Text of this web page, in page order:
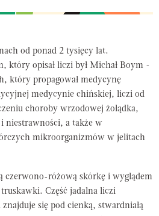
od ponad 2 tysięcy lat.
który opisał liczi był Michał Boym -
który propagował medycynę
medycynie chińskiej, liczi od
choroby wrzodowej żołądka,
niestrawności, a także w
mikroorganizmów w jelitach
czerwono-różową skórkę i wyglądem
Część jadalna liczi
się pod cienką, stwardniałą